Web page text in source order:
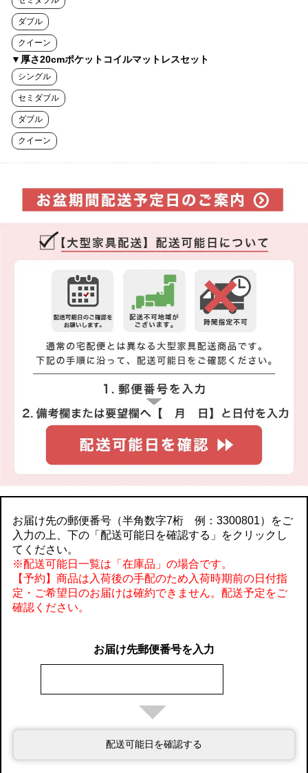
ダブル
クイーン
▼厚さ20cmポケットコイルマットレスセット
シングル
セミダブル
ダブル
クイーン
お届け先の郵便番号（半角数字7桁 例：3300801）をご
入力の上、下の「配送可能日を確認する」をクリックし
てください。
※配送可能日一覧は「在庫品」の場合です。
【予約】商品は入荷後の手配のため入荷時期前の日付指
定・ご希望日のお届けは確約できません。配送予定をご
確認ください。
お届け先郵便番号を入力
配送可能日を確認する